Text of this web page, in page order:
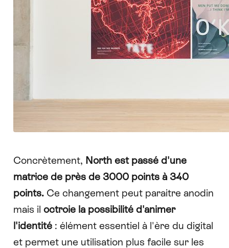
Concrètement, North est passé d'une
matrice de près de 3000 points à 340
points.Ce changement peut paraitre anodin
mais il octroie la possibilité d'animer
l'identité: élément essentiel à l'ère du digital
et permet une utilisation plus facile sur les